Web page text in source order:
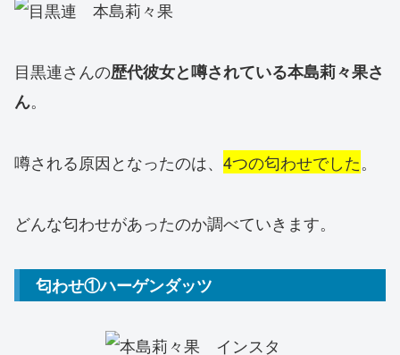
目黒連さんの歴代彼女と噂されている本島莉々果さ
ん。
噂される原因となったのは、 4つの匂わせでした。
どんな匂わせがあったのか調べていきます。
匂わせ①ハーゲンダッツ